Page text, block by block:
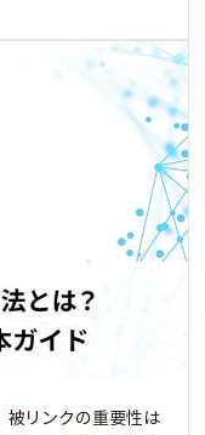
被リンクの重要性は